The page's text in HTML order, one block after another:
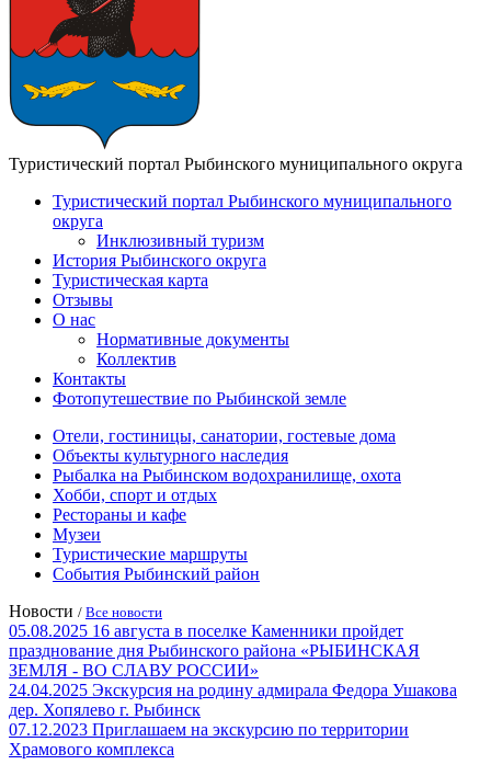
Туристический портал Рыбинского муниципального округа
Туристический портал Рыбинского муниципального
округа
Инклюзивный туризм
История Рыбинского округа
Туристическая карта
Отзывы
О нас
Нормативные документы
Коллектив
Контакты
Фотопутешествие по Рыбинской земле
Отели, гостиницы, санатории, гостевые дома
Объекты культурного наследия
Рыбалка на Рыбинском водохранилище, охота
Хобби, спорт и отдых
Рестораны и кафе
Музеи
Туристические маршруты
События Рыбинский район
Новости / Все новости
05.08.2025 16 августа в поселке Каменники пройдет
празднование дня Рыбинского района «РЫБИНСКАЯ
ЗЕМЛЯ - ВО СЛАВУ РОССИИ»
24.04.2025 Экскурсия на родину адмирала Федора Ушакова
дер. Хопялево г. Рыбинск
07.12.2023 Приглашаем на экскурсию по территории
Храмового комплекса